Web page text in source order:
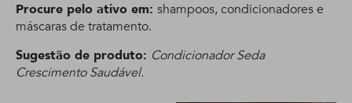
Procure pelo ativo em: shampoos, condicionadores e
máscaras de tratamento.
Sugestão de produto: Condicionador Seda
Crescimento Saudável.